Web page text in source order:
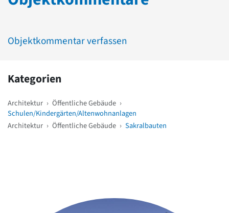
Objektkommentar verfassen
Kategorien
Architektur › Öffentliche Gebäude ›
Schulen/Kindergärten/Altenwohnanlagen
Architektur › Öffentliche Gebäude › Sakralbauten